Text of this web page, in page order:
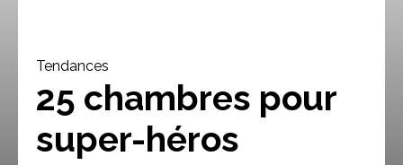
Tendances
25 chambres pour
super-héros